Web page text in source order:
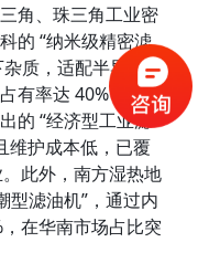
角、珠三角工业密
的 “纳米级精密滤
质，适配半导体、
有率达 40%；中西
的 “经济型工业滤
维护成本低，已覆
此外，南方湿热地
型滤油机”，通过内
在华南市场占比突